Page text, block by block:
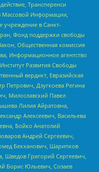
Трансперенси
Массовой Информации,
учреждение в Санкт-
Фонд поддержки свободы
Общественная комиссия
Информационное агентство
Развития Свободы
вердикт, Евразийская
Петрович, Дзугкоева Регина
Милославский Павел
Лилия Айратовна,
Алексеевич, Васильева
Бойко Анатолий
Андрей Сергеевич,
Бекханович, Шарипков
Шведов Григорий Сергеевич,
Борис Юльевич, Созаев